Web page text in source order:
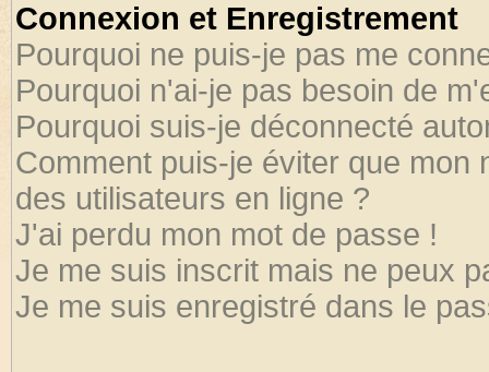
Connexion et Enregistrement
Pourquoi ne puis-je pas me
Pourquoi n'ai-je pas besoin de
Pourquoi suis-je déconnecté
Comment puis-je éviter que mon
des utilisateurs en ligne ?
J'ai perdu mon mot de passe !
Je me suis inscrit mais ne peux
Je me suis enregistré dans le